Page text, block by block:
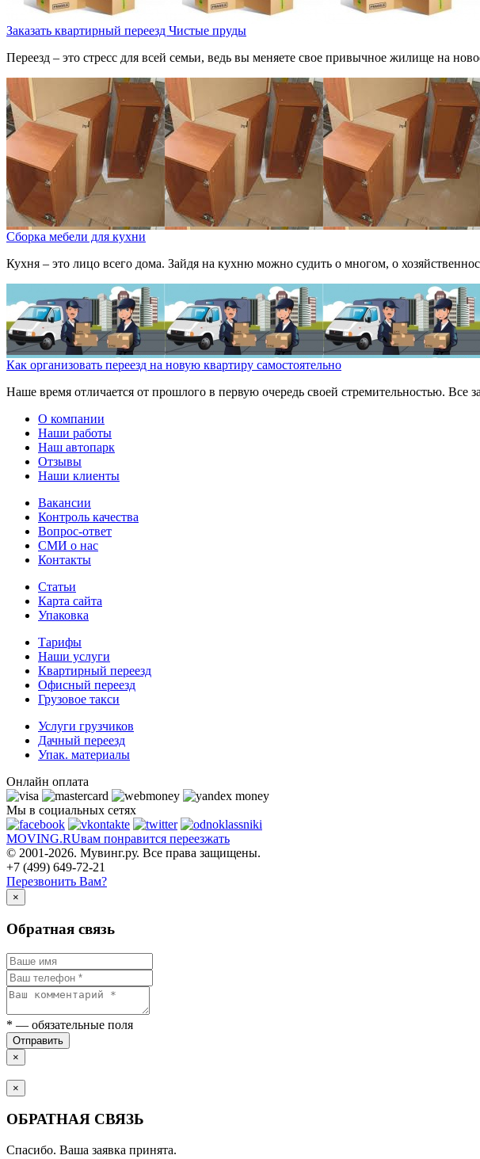
Заказать квартирный переезд Чистые пруды
Переезд – это стресс для всей семьи, ведь вы меняете свое привычное жилище на
Сборка мебели для кухни
Кухня – это лицо всего дома. Зайдя на кухню можно судить о многом, о
Как организовать переезд на новую квартиру самостоятельно
Наше время отличается от прошлого в первую очередь своей стремительностью. Все
О компании
Наши работы
Наш автопарк
Отзывы
Наши клиенты
Вакансии
Контроль качества
Вопрос-ответ
СМИ о нас
Контакты
Статьи
Карта сайта
Упаковка
Тарифы
Наши услуги
Квартирный переезд
Офисный переезд
Грузовое такси
Услуги грузчиков
Дачный переезд
Упак. материалы
Онлайн оплата
Мы в социальных сетях
MOVING.RUвам понравится переезжать
© 2001-2026. Мувинг.ру. Все права защищены.
+7 (499) 649-72-21
Перезвонить Вам?
×
Обратная связь
* — обязательные поля
Отправить
×
×
ОБРАТНАЯ СВЯЗЬ
Спасибо. Ваша заявка принята.